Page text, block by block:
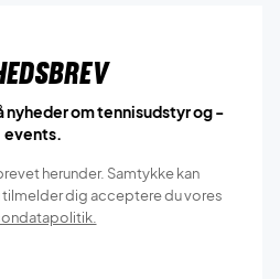
nyheder om tennisudstyr og -
events.
herunder. Samtykke kan
dig acceptere du vores